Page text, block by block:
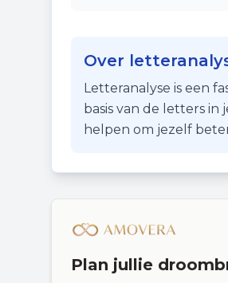
Over
Letteranalyse is een
basis van de letters
helpen om jezelf
Plan jullie